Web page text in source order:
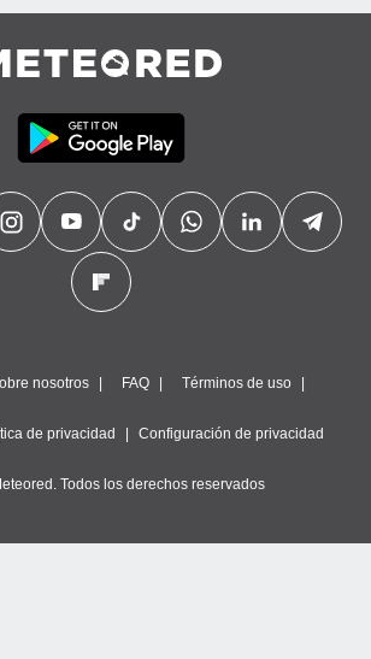
nosotros FAQ Términos de uso
de privacidad Configuración de privacidad
Todos los derechos reservados